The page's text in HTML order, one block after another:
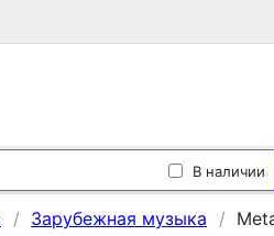
В наличии
Зарубежная музыка